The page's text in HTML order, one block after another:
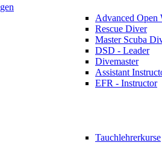
Advanced Open
Rescue Diver
Master Scuba
DSD - Leader
Divemaster
Assistant
EFR - Instructor
Tauchlehrerkurse